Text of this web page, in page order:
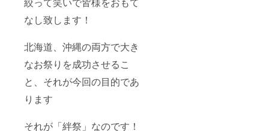
なし致します！
北海道、沖縄の両方で大き
なお祭りを成功させるこ
と、それが今回の目的であ
ります
それが「絆祭」なのです！